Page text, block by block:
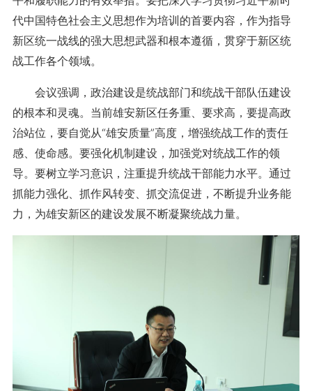
代中国特色社会主义思想作为培训的首要内容，作为指导
新区统一战线的强大思想武器和根本遵循，贯穿于新区统
战工作各个领域。
会议强调，政治建设是统战部门和统战干部队伍建设
的根本和灵魂。当前雄安新区任务重、要求高，要提高政
治站位，要自觉从“雄安质量”高度，增强统战工作的责任
感、使命感。要强化机制建设，加强党对统战工作的领
导。要树立学习意识，注重提升统战干部能力水平。通过
抓能力强化、抓作风转变、抓交流促进，不断提升业务能
力，为雄安新区的建设发展不断凝聚统战力量。